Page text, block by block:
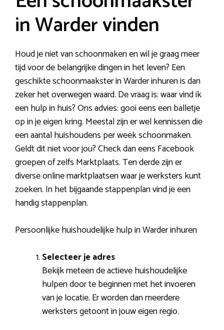
in Warder vinden
Houd je niet van schoonmaken en wil je graag meer
tijd voor de belangrijke dingen in het leven? Een
geschikte schoonmaakster in Warder inhuren is dan
zeker het overwegen waard. De vraag is: waar vind ik
een hulp in huis? Ons advies: gooi eens een balletje
op in je eigen kring. Meestal zijn er wel kennissen die
een aantal huishoudens per week schoonmaken.
Geldt dit niet voor jou? Check dan eens Facebook
groepen of zelfs Marktplaats. Ten derde zijn er
diverse online marktplaatsen waar je werksters kunt
zoeken. In het bijgaande stappenplan vind je een
handig stappenplan.
Persoonlijke huishoudelijke hulp in Warder inhuren
Selecteer je adres
Bekijk meteen de actieve huishoudelijke
hulpen door te beginnen met het invoeren
van je locatie. Er worden dan meerdere
werksters getoont in jouw eigen regio.